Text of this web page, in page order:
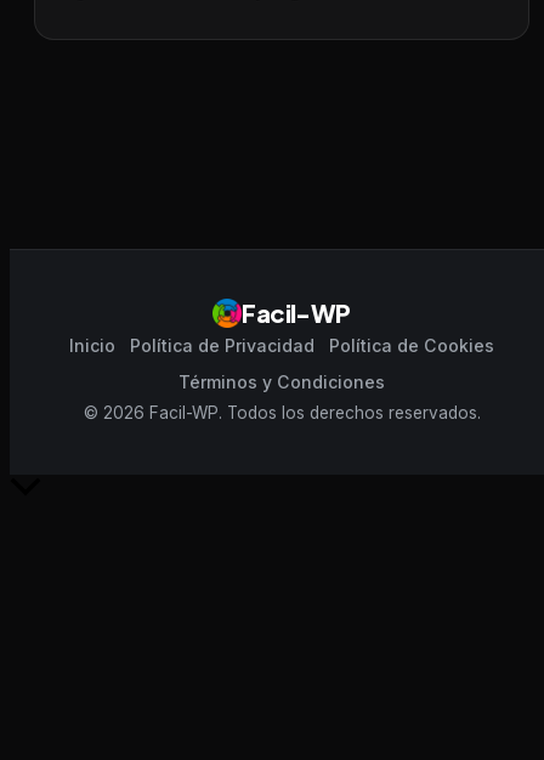
Facil-WP
Inicio Política de Privacidad
Política de Cookies
Términos y Condiciones
© 2026 Facil-WP. Todos los derechos reservados.